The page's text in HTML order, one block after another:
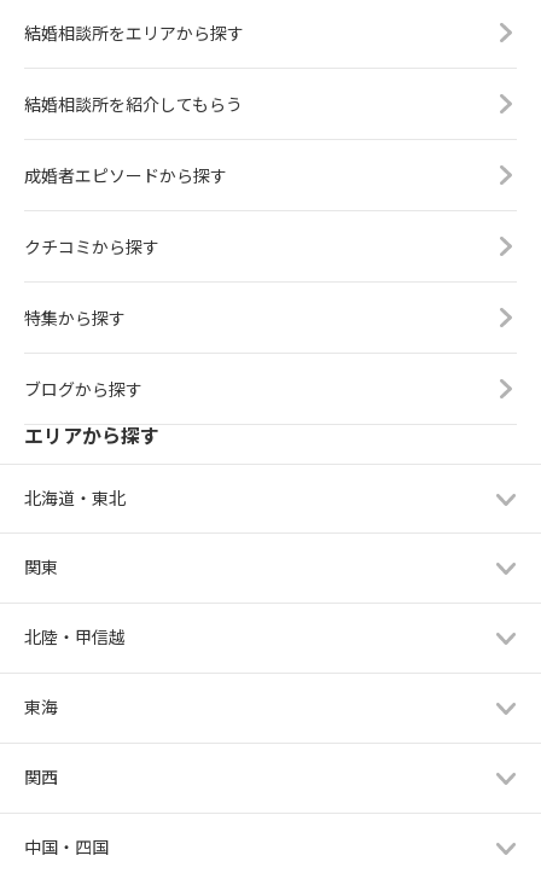
結婚相談所をエリアから探す
結婚相談所を紹介してもらう
成婚者エピソードから探す
クチコミから探す
特集から探す
ブログから探す
エリアから探す
北海道・東北
関東
北陸・甲信越
東海
関西
中国・四国